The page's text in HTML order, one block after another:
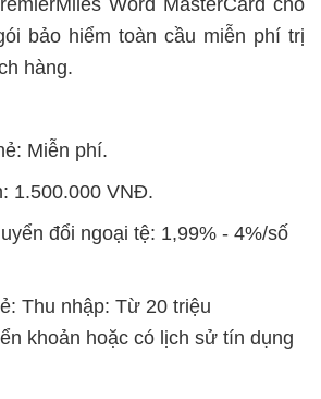
Word MasterCard cho
bảo hiểm toàn cầu miễn phí trị
hàng.
Miễn phí.
1.500.000 VNĐ.
đổi ngoại tệ: 1,99% - 4%/số
Thu nhập: Từ 20 triệu
khoản hoặc có lịch sử tín dụng